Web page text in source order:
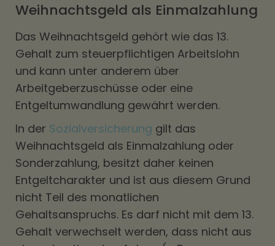
Weihnachtsgeld als Einmalzahlung
Das Weihnachtsgeld gehört wie das 13.
Gehalt zum steuerpflichtigen Arbeitslohn
und kann unter anderem über
Arbeitgeberzuschüsse oder eine
Entgeltumwandlung gewährt werden.
In der Sozialversicherung gilt das
Weihnachtsgeld als Einmalzahlung oder
Sonderzahlung, besitzt daher keinen
Entgeltcharakter und ist aus diesem Grund
nicht Teil des monatlichen
Gehaltsanspruchs. Es darf nicht mit dem 13.
Gehalt verwechselt werden, dass nicht aus